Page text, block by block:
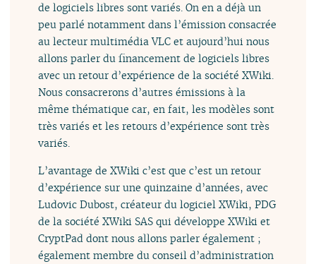
de logiciels libres sont variés. On en a déjà un
peu parlé notamment dans l’émission consacrée
au lecteur multimédia VLC et aujourd’hui nous
allons parler du financement de logiciels libres
avec un retour d’expérience de la société XWiki.
Nous consacrerons d’autres émissions à la
même thématique car, en fait, les modèles sont
très variés et les retours d’expérience sont très
variés.
L’avantage de XWiki c’est que c’est un retour
d’expérience sur une quinzaine d’années, avec
Ludovic Dubost, créateur du logiciel XWiki, PDG
de la société XWiki SAS qui développe XWiki et
CryptPad dont nous allons parler également ;
également membre du conseil d’administration